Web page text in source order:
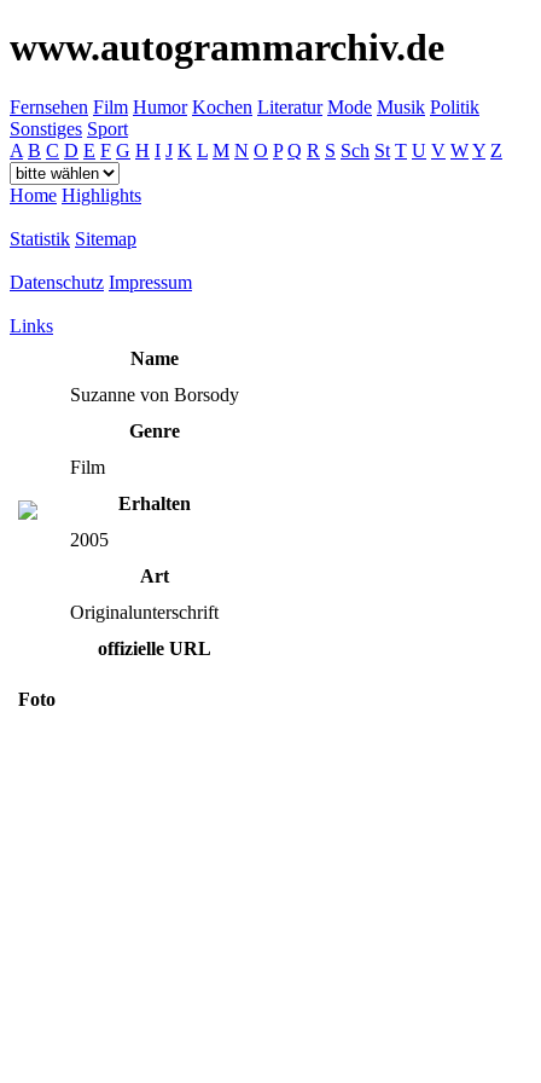
www.autogrammarchiv.de
Fernsehen Film Humor Kochen Literatur Mode Musik Politik
Sonstiges Sport
A B C D E F G H I J K L M N O P Q R S Sch St T U V WY Z
Home Highlights
Statistik Sitemap
Datenschutz Impressum
Links
Name
Suzanne von Borsody
Genre
Film
Erhalten
2005
Art
Originalunterschrift
offizielle URL
Foto